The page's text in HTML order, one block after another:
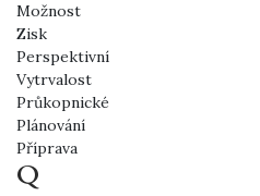
Možnost
Zisk
Perspektivní
Vytrvalost
Průkopnické
Plánování
Příprava
Q